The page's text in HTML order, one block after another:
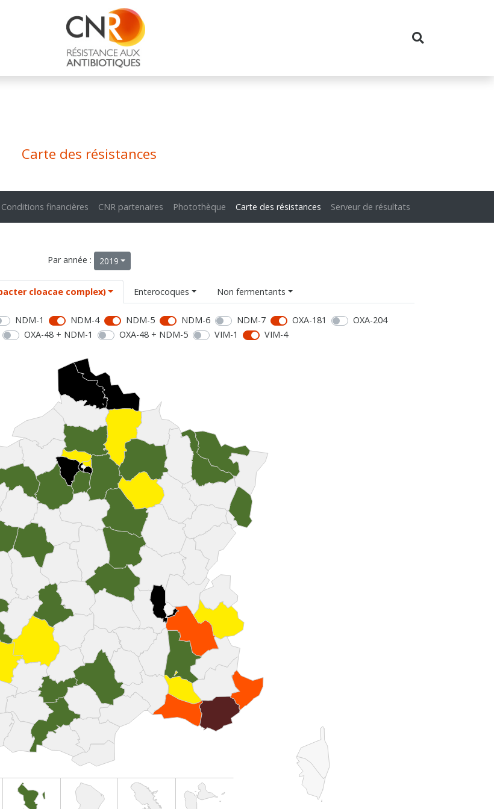
Carte des résistances
Conditions financières CNR partenaires Photothèque Carte des résistances Serveur de résultats
Par année : 2019
cloacae complex) Enterocoques Non fermentants
NDM-1 NDM-4 NDM-5 NDM-6 NDM-7 OXA-181
OXA-204
OXA-48 + NDM-1 OXA-48 + NDM-5 VIM-1 VIM-4